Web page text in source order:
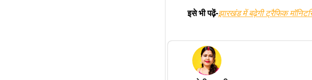
इसे भी पढ़ें-झारखंड में बढ़ेगी ट्रैफिक